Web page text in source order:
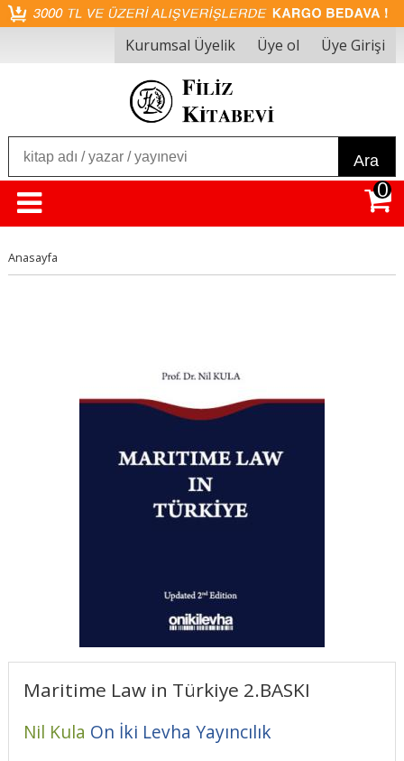
Kurumsal Üyelik Üye ol Üye Girişi
Ara
0
Anasayfa
Maritime Law in Türkiye 2.BASKI
Nil Kula On İki Levha Yayıncılık